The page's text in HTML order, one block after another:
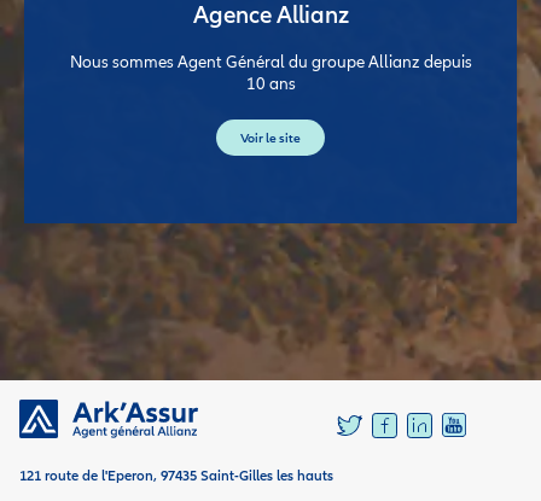
Agence Allianz
Nous sommes Agent Général du groupe Allianz depuis
10 ans
Voir le site
121 route de l'Eperon, 97435 Saint-Gilles les hauts